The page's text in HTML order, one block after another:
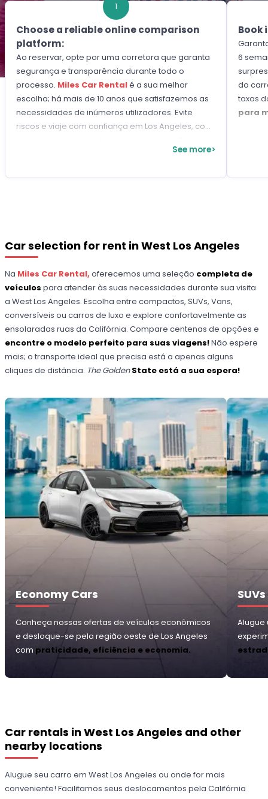
1
Choose a reliable online comparison
platform:
Ao reservar, opte por uma corretora que garanta
segurança e transparência durante todo o
processo. Miles Car Rentalé a sua melhor
escolha; há mais de 10 anos que satisfazemos as
necessidades de inúmeros utilizadores. Evite
riscos e viaje com confiança em Los Angeles, com
benefícios exclusivos para as suas viagens.
viagem num só lugar!
See more>
Book
6
do
taxas
para
Car selection for rent in West Los Angeles
Na Miles Car Rental, oferecemos uma seleção completa de
veículos para atender às suas necessidades durante sua visita
a West Los Angeles. Escolha entre compactos, SUVs, Vans,
conversíveis ou carros de luxo e explore confortavelmente as
ensolaradas ruas da Califórnia. Compare centenas de opções e
encontre o modelo perfeito para suas viagens!Não espere
mais; o transporte ideal que precisa está a apenas alguns
cliques de distância. The GoldenState está a sua espera!
Economy Cars
Conheça nossas ofertas de veículos econômicos
e desloque-se pela região oeste de Los Angeles
com praticidade, eficiência e economia.
SUVs
Alugue
Car rentals in West Los Angeles and other
nearby locations
Alugue seu carro em West Los Angeles ou onde for mais
conveniente! Facilitamos seus deslocamentos pela Califórnia